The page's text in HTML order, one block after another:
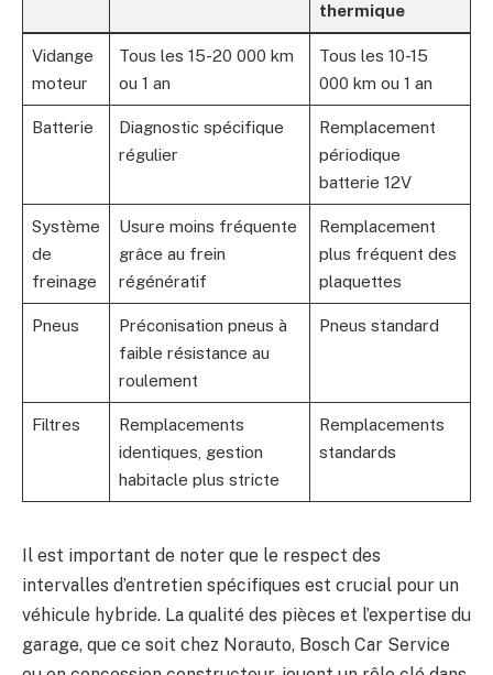
thermique
Vidange
moteur
Tous les 15-20 000 km
ou 1 an
Tous les 10-15
000 km ou 1 an
Batterie
Diagnostic spécifique
régulier
Remplacement
périodique
batterie 12V
Système
de
freinage
Usure moins fréquente
grâce au frein
régénératif
Remplacement
plus fréquent des
plaquettes
Pneus
Préconisation pneus à
faible résistance au
roulement
Pneus standard
Filtres
Remplacements
identiques, gestion
habitacle plus stricte
Remplacements
standards
Il est important de noter que le respect des
intervalles d’entretien spécifiques est crucial pour un
véhicule hybride. La qualité des pièces et l’expertise du
garage, que ce soit chez Norauto, Bosch Car Service